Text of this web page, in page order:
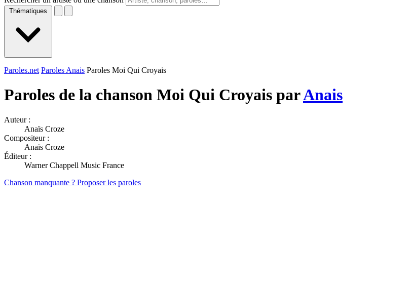
Thématiques
Paroles.net Paroles Anais Paroles Moi Qui Croyais
Paroles de la chanson Moi Qui Croyais parAnais
Auteur :
Anaïs Croze
Compositeur :
Anaïs Croze
Éditeur :
Warner Chappell Music France
Chanson manquante ? Proposer les paroles